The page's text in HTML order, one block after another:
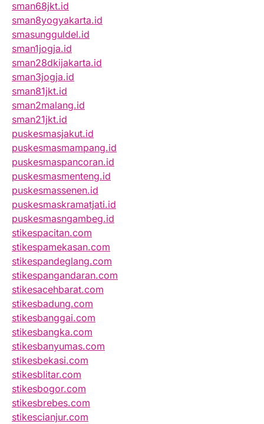
sman68jkt.id
sman8yogyakarta.id
smasungguldel.id
sman1jogja.id
sman28dkijakarta.id
sman3jogja.id
sman81jkt.id
sman2malang.id
sman21jkt.id
puskesmasjakut.id
puskesmasmampang.id
puskesmaspancoran.id
puskesmasmenteng.id
puskesmassenen.id
puskesmaskramatjati.id
puskesmasngambeg.id
stikespacitan.com
stikespamekasan.com
stikespandeglang.com
stikespangandaran.com
stikesacehbarat.com
stikesbadung.com
stikesbanggai.com
stikesbangka.com
stikesbanyumas.com
stikesbekasi.com
stikesblitar.com
stikesbogor.com
stikesbrebes.com
stikescianjur.com